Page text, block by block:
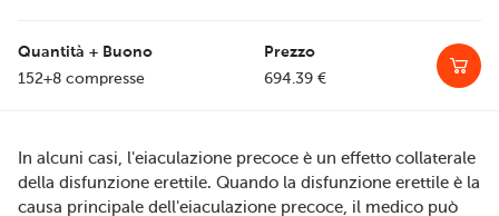
152+8 compresse 694.39 €
In alcuni casi, l'eiaculazione precoce è un effetto collaterale
della disfunzione erettile. Quando la disfunzione erettile è la
causa principale dell'eiaculazione precoce, il medico può